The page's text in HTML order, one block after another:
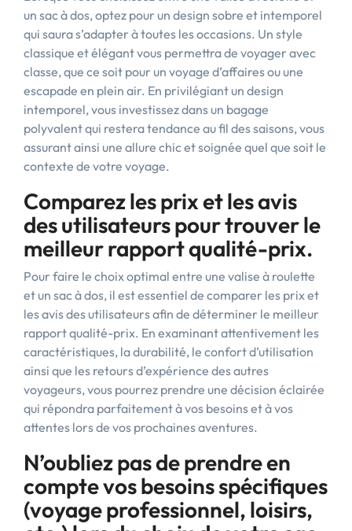
un sac à dos, optez pour un design sobre et intemporel
qui saura s’adapter à toutes les occasions. Un style
classique et élégant vous permettra de voyager avec
classe, que ce soit pour un voyage d’affaires ou une
escapade en plein air. En privilégiant un design
intemporel, vous investissez dans un bagage
polyvalent qui restera tendance au fil des saisons, vous
assurant ainsi une allure chic et soignée quel que soit le
contexte de votre voyage.
Comparez les prix et les avis
des utilisateurs pour trouver le
meilleur rapport qualité-prix.
Pour faire le choix optimal entre une valise à roulette
et un sac à dos, il est essentiel de comparer les prix et
les avis des utilisateurs afin de déterminer le meilleur
rapport qualité-prix. En examinant attentivement les
caractéristiques, la durabilité, le confort d’utilisation
ainsi que les retours d’expérience des autres
voyageurs, vous pourrez prendre une décision éclairée
qui répondra parfaitement à vos besoins et à vos
attentes lors de vos prochaines aventures.
N’oubliez pas de prendre en
compte vos besoins spécifiques
(voyage professionnel, loisirs,